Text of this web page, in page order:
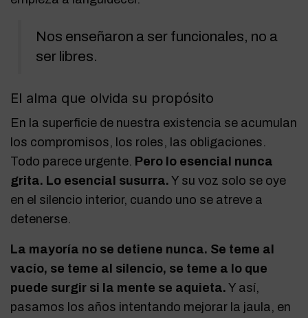
Nos enseñaron a ser funcionales, no a
ser libres.
El alma que olvida su propósito
En la superficie de nuestra existencia se acumulan
los compromisos, los roles, las obligaciones.
Todo parece urgente. Pero lo esencial nunca
grita. Lo esencial susurra. Y su voz solo se oye
en el silencio interior, cuando uno se atreve a
detenerse.
La mayoría no se detiene nunca. Se teme al
vacío, se teme al silencio, se teme a lo que
puede surgir si la mente se aquieta. Y así,
pasamos los años intentando mejorar la jaula, en